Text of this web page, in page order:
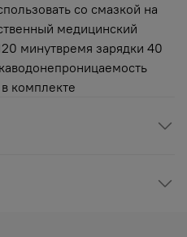
со смазкой на
медицинский
минутвремя зарядки 40
комплекте